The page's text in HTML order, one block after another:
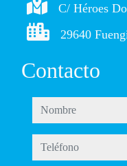
C/ Héroes
29640
Contacto
nombre
teléfono